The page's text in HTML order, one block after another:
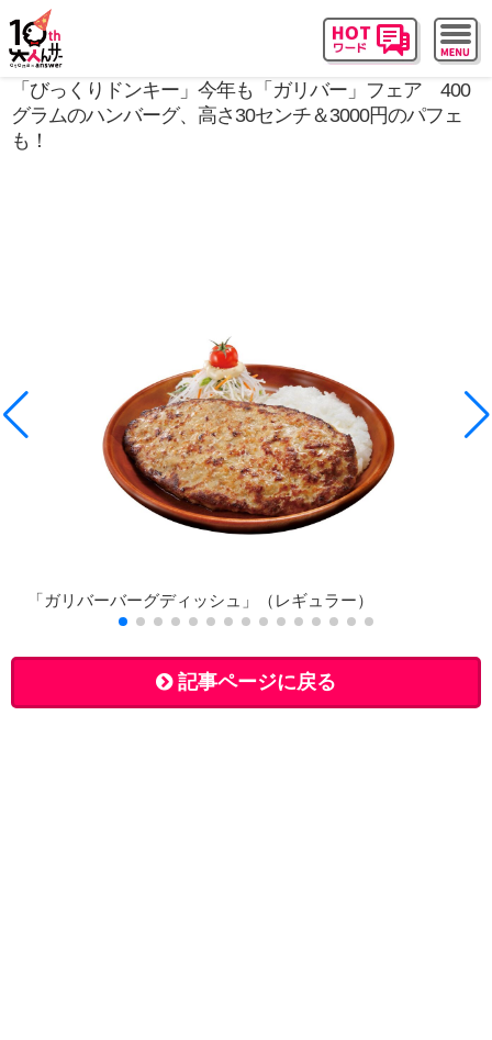
「びっくりドンキー」今年も「ガリバー」フェア 400
グラムのハンバーグ、高さ30センチ＆3000円のパフェ
も！
「ガリバーバーグディッシュ」（レギュラー）
記事ページに戻る